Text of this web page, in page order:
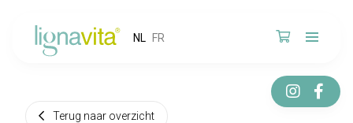
NL FR
Terug naar overzicht